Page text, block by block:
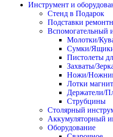
Инструмент и
Стенд в Подарок
Подставки
Вспомогательный
Молотки/
Сумки/Ящики
Пистолеты
Захваты/
Ножи/
Лотки
Держатели/
Струбцины
Столярный
Аккумуляторный
Оборудование